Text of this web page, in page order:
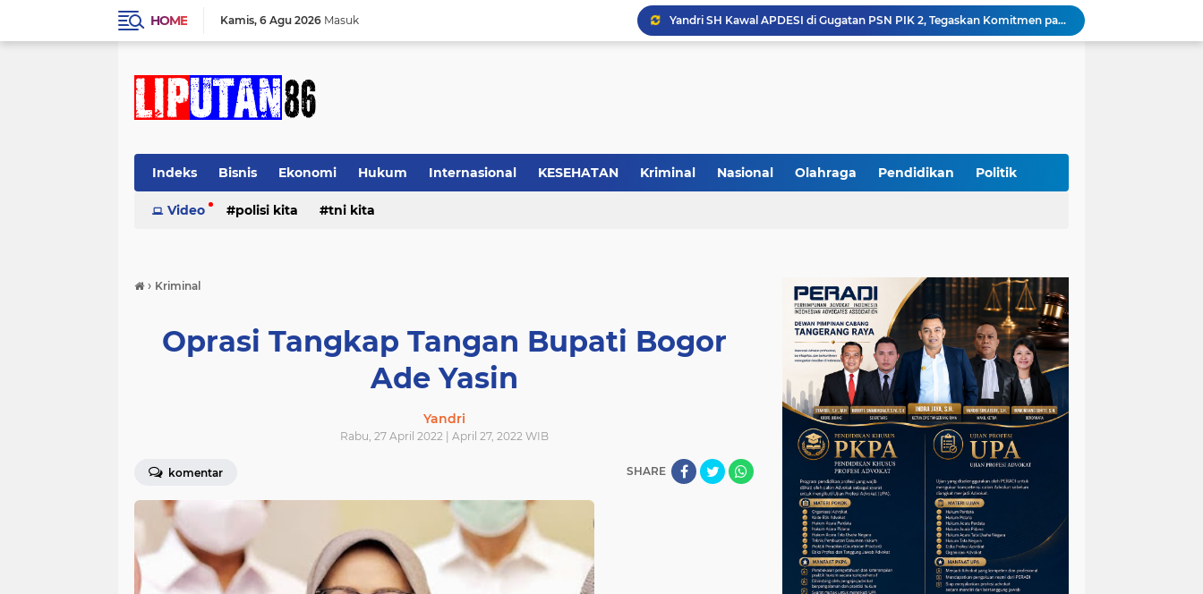
HOME Kamis 6 Agu 2026 Masuk
Yandri SH Kawal APDESI di Gugatan PSN PIK 2, Tegaskan Komitmen pada Supremasi Hukum
Sidang PSN PIK 2 Memanas, Yandri SH Tampil sebagai Kuasa Hukum APDESI di PN Jakarta Pusat
Dipercaya Mahkamah Agung, Yandri, S.H. Perkuat Peran Mediasi di Pengadilan Negeri Jakarta Selatan
Indeks Bisnis Ekonomi Hukum Internasional KESEHATAN Kriminal Nasional Olahraga Pendidikan Politik
Video polisi kita tni kita
› Kriminal
Oprasi Tangkap Tangan Bupati Bogor
Ade Yasin
Yandri
Rabu, 27 April 2022 | April 27, 2022 WIB
komentar SHARE